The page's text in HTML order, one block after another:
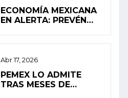
ECONOMÍA MEXICANA
EN ALERTA: PREVÉN
Abr 17, 2026
PEMEX LO ADMITE
TRAS MESES DE